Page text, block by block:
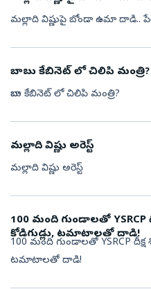
మల్లాది విష్ణుపై బోండా ఉమా దాడి..
బాబు కేబినెట్ లో చిలిపి మంత్రి?
బాబు కేబినెట్ లో చిలిపి మంత్రి?
మల్లాది విష్ణు అరెస్ట్
మల్లాది విష్ణు అరెస్ట్
100 మంది గుండాలతో
కోడిగుడ్లు, టమాటాలతో దాడి!
100 మంది గుండాలతో YSRCP
టమాటాలతో దాడి!